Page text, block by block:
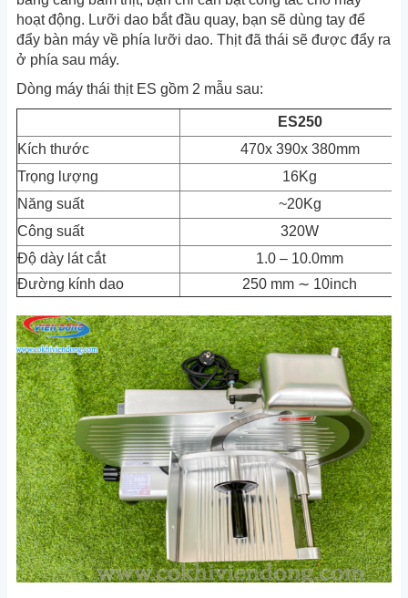
hoạt động. Lưỡi dao bắt đầu quay, bạn sẽ dùng tay để
đẩy bàn máy về phía lưỡi dao. Thịt đã thái sẽ được đẩy ra
ở phía sau máy.
Dòng máy thái thịt ES gồm 2 mẫu sau:
ES250
Kích thước
470x 390x 380mm
Trọng lượng
16Kg
Năng suất
~20Kg
Công suất
320W
Độ dày lát cắt
1.0 – 10.0mm
Đường kính dao
250 mm ∼ 10inch